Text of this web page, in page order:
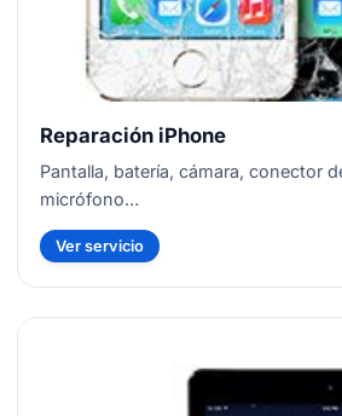
Reparación iPhone
Pantalla, batería, cámara, conector
micrófono…
Ver servicio